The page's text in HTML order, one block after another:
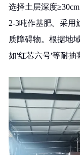
选择土层深度
2-3吨作基肥。采用
质障碍物。根据地
如'红芯六号'等耐抽